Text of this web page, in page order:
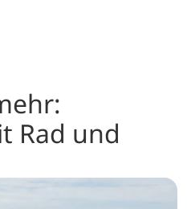
Rad und